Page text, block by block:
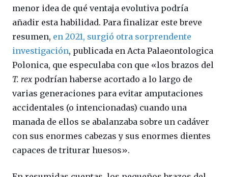
menor idea de qué ventaja evolutiva podría
añadir esta habilidad. Para finalizar este breve
resumen, en 2021, surgió otra sorprendente
investigación, publicada en Acta Palaeontologica
Polonica, que especulaba con que «los brazos del
T. rex podrían haberse acortado a lo largo de
varias generaciones para evitar amputaciones
accidentales (o intencionadas) cuando una
manada de ellos se abalanzaba sobre un cadáver
con sus enormes cabezas y sus enormes dientes
capaces de triturar huesos».